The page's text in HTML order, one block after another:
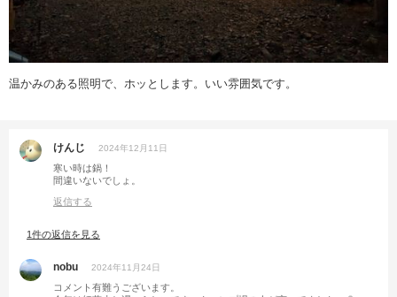
温かみのある照明で、ホッとします。いい雰囲気です。
けんじ 2024年12月11日
寒い時は鍋！
間違いないでしょ。
返信する
1件の返信を見る
nobu 2024年11月24日
コメント有難うございます。